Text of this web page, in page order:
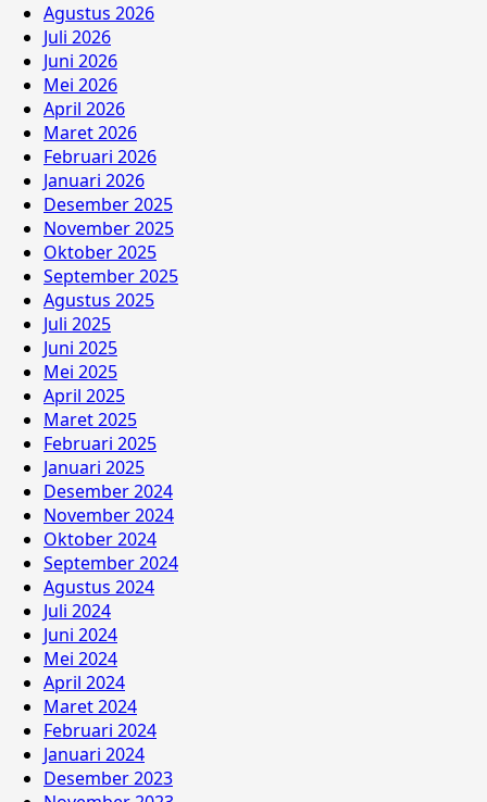
Agustus 2026
Juli 2026
Juni 2026
Mei 2026
April 2026
Maret 2026
Februari 2026
Januari 2026
Desember 2025
November 2025
Oktober 2025
September 2025
Agustus 2025
Juli 2025
Juni 2025
Mei 2025
April 2025
Maret 2025
Februari 2025
Januari 2025
Desember 2024
November 2024
Oktober 2024
September 2024
Agustus 2024
Juli 2024
Juni 2024
Mei 2024
April 2024
Maret 2024
Februari 2024
Januari 2024
Desember 2023